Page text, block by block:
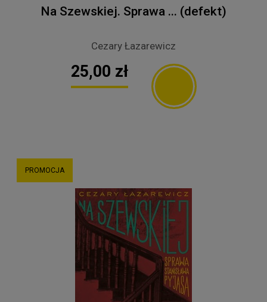
Na Szewskiej. Sprawa ... (defekt)
Cezary Łazarewicz
25,00 zł
PROMOCJA